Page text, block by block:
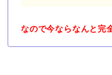
なので今ならなんと完